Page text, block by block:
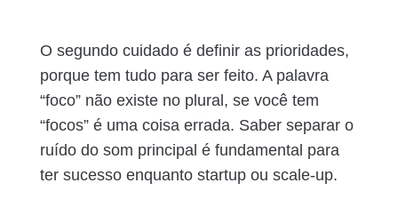
O segundo cuidado é definir as prioridades,
porque tem tudo para ser feito. A palavra
“foco” não existe no plural, se você tem
“focos” é uma coisa errada. Saber separar o
ruído do som principal é fundamental para
ter sucesso enquanto startup ou scale-up.